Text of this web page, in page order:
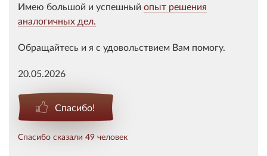
Имею большой и успешный опыт решения
аналогичных дел.
Обращайтесь и я с удовольствием Вам помогу.
20.05.2026
Спасибо!
Спасибо сказали 49 человек